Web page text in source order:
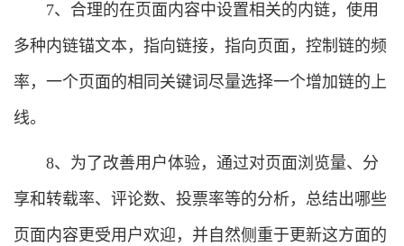
7、合理的在页面内容中设置相关的内链，使用
多种内链锚文本，指向链接，指向页面，控制链的频
率，一个页面的相同关键词尽量选择一个增加链的上
线。
8、为了改善用户体验，通过对页面浏览量、分
享和转载率、评论数、投票率等的分析，总结出哪些
页面内容更受用户欢迎，并自然侧重于更新这方面的